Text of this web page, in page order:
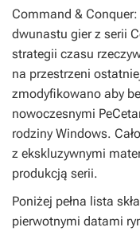
Command &
dwunastu gier z serii
strategii czasu
na przestrzeni
zmodyfikowano aby
nowoczesnymi
rodziny Windows.
z ekskluzywnymi
produkcją serii.
Poniżej pełna lista
pierwotnymi datami